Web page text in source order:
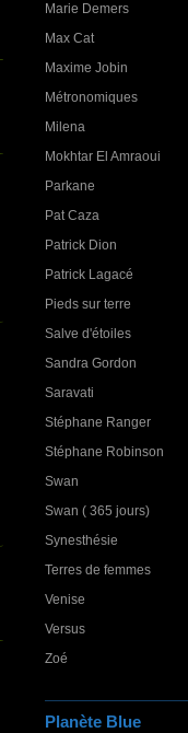
Marie Demers
Max Cat
Maxime Jobin
Métronomiques
Milena
Mokhtar El Amraoui
Parkane
Pat Caza
Patrick Dion
Patrick Lagacé
Pieds sur terre
Salve d'étoiles
Sandra Gordon
Saravati
Stéphane Ranger
Stéphane Robinson
Swan
Swan ( 365 jours)
Synesthésie
Terres de femmes
Venise
Versus
Zoé
Planète Blue